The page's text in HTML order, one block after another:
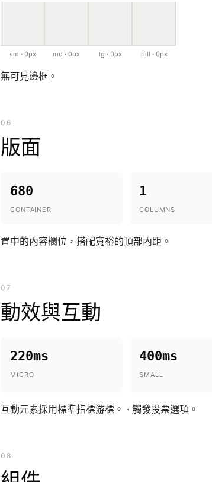
sm · 0px md · 0px lg · 0px pill · 0px
無可見邊框。
06
版面
680
CONTAINER
1
COLUMNS
置中的內容欄位，搭配寬裕的頂部內距。
07
動效與互動
220ms
MICRO
400ms
SMALL
互動元素採用標準指標游標。 · 觸發投票選項。
08